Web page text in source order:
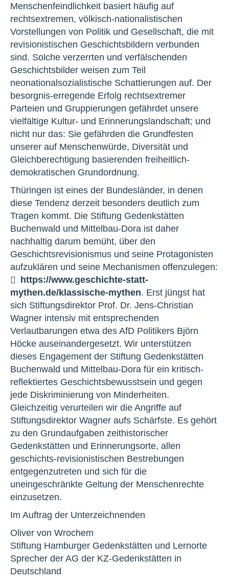
Menschenfeindlichkeit basiert häufig auf
rechtsextremen, völkisch-nationalistischen
Vorstellungen von Politik und Gesellschaft, die mit
revisionistischen Geschichtsbildern verbunden
sind. Solche verzerrten und verfälschenden
Geschichtsbilder weisen zum Teil
neonationalsozialistische Schattierungen auf. Der
besorgnis-erregende Erfolg rechtsextremer
Parteien und Gruppierungen gefährdet unsere
vielfältige Kultur- und Erinnerungslandschaft; und
nicht nur das: Sie gefährden die Grundfesten
unserer auf Menschenwürde, Diversität und
Gleichberechtigung basierenden freiheitlich-
demokratischen Grundordnung.
Thüringen ist eines der Bundesländer, in denen
diese Tendenz derzeit besonders deutlich zum
Tragen kommt. Die Stiftung Gedenkstätten
Buchenwald und Mittelbau-Dora ist daher
nachhaltig darum bemüht, über den
Geschichtsrevisionismus und seine Protagonisten
aufzuklären und seine Mechanismen offenzulegen:
https://www.geschichte-statt-
mythen.de/klassische-mythen. Erst jüngst hat
sich Stiftungsdirektor Prof. Dr. Jens-Christian
Wagner intensiv mit entsprechenden
Verlautbarungen etwa des AfD Politikers Björn
Höcke auseinandergesetzt. Wir unterstützen
dieses Engagement der Stiftung Gedenkstätten
Buchenwald und Mittelbau-Dora für ein kritisch-
reflektiertes Geschichtsbewusstsein und gegen
jede Diskriminierung von Minderheiten.
Gleichzeitig verurteilen wir die Angriffe auf
Stiftungsdirektor Wagner aufs Schärfste. Es gehört
zu den Grundaufgaben zeithistorischer
Gedenkstätten und Erinnerungsorte, allen
geschichts-revisionistischen Bestrebungen
entgegenzutreten und sich für die
uneingeschränkte Geltung der Menschenrechte
einzusetzen.
Im Auftrag der Unterzeichnenden
Oliver von Wrochem
Stiftung Hamburger Gedenkstätten und Lernorte
Sprecher der AG der KZ-Gedenkstätten in
Deutschland